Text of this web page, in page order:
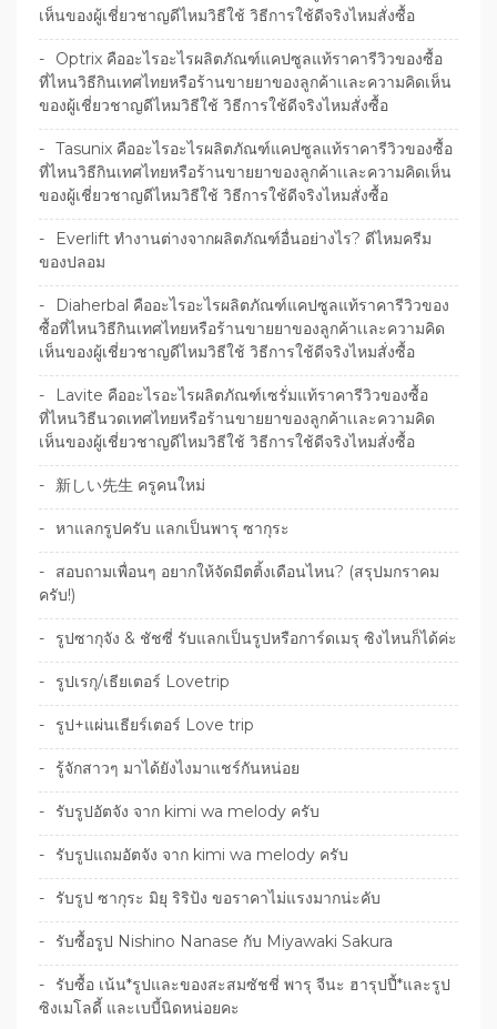
เห็นของผู้เชี่ยวชาญดีไหมวิธีใช้ วิธีการใช้ดีจริงไหมสั่งซื้อ
Optrix คืออะไรอะไรผลิตภัณฑ์แคปซูลแท้ราคารีวิวของซื้อ
ที่ไหนวิธีกินเทศไทยหรือร้านขายยาของลูกค้าเเละความคิดเห็น
ของผู้เชี่ยวชาญดีไหมวิธีใช้ วิธีการใช้ดีจริงไหมสั่งซื้อ
Tasunix คืออะไรอะไรผลิตภัณฑ์แคปซูลแท้ราคารีวิวของซื้อ
ที่ไหนวิธีกินเทศไทยหรือร้านขายยาของลูกค้าเเละความคิดเห็น
ของผู้เชี่ยวชาญดีไหมวิธีใช้ วิธีการใช้ดีจริงไหมสั่งซื้อ
Everlift ทำงานต่างจากผลิตภัณฑ์อื่นอย่างไร? ดีไหมครีม
ของปลอม
Diaherbal คืออะไรอะไรผลิตภัณฑ์แคปซูลแท้ราคารีวิวของ
ซื้อที่ไหนวิธีกินเทศไทยหรือร้านขายยาของลูกค้าเเละความคิด
เห็นของผู้เชี่ยวชาญดีไหมวิธีใช้ วิธีการใช้ดีจริงไหมสั่งซื้อ
Lavite คืออะไรอะไรผลิตภัณฑ์เซรั่มแท้ราคารีวิวของซื้อ
ที่ไหนวิธีนวดเทศไทยหรือร้านขายยาของลูกค้าเเละความคิด
เห็นของผู้เชี่ยวชาญดีไหมวิธีใช้ วิธีการใช้ดีจริงไหมสั่งซื้อ
新しい先生 ครูคนใหม่
หาแลกรูปครับ แลกเป็นพารุ ซากุระ
สอบถามเพื่อนๆ อยากให้จัดมีตติ้งเดือนไหน? (สรุปมกราคม
ครับ!)
รูปซากุจัง & ชัชซี่ รับแลกเป็นรูปหรือการ์ดเมรุ ซิงไหนก็ได้ค่ะ
รูปเรกุ/เธียเตอร์ Lovetrip
รูป+แผ่นเธียร์เตอร์ Love trip
รู้จักสาวๆ มาได้ยังไงมาแชร์กันหน่อย
รับรูปอัตจัง จาก kimi wa melody ครับ
รับรูปแถมอัตจัง จาก kimi wa melody ครับ
รับรูป ซากุระ มิยุ ริริป้ง ขอราคาไม่แรงมากน่ะคับ
รับซื้อรูป Nishino Nanase กับ Miyawaki Sakura
รับซื้อ เน้น*รูปและของสะสมซัชชี่ พารุ จีนะ ฮารุปปี้*และรูป
ซิงเมโลดี้ และเบบี้นิดหน่อยคะ